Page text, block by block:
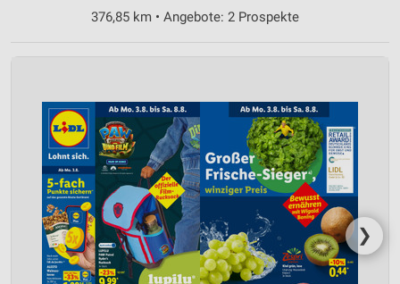
376,85 km • Angebote: 2 Prospekte
❯